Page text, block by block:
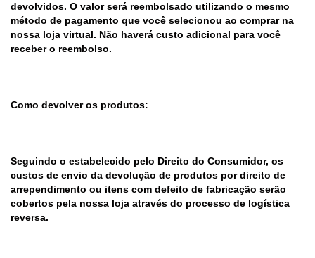
devolvidos. O valor será reembolsado utilizando o mesmo
método de pagamento que você selecionou ao comprar na
nossa loja virtual. Não haverá custo adicional para você
receber o reembolso.
Como devolver os produtos:
Seguindo o estabelecido pelo Direito do Consumidor, os
custos de envio da devolução de produtos por direito de
arrependimento ou itens com defeito de fabricação serão
cobertos pela nossa loja através do processo de logística
reversa.